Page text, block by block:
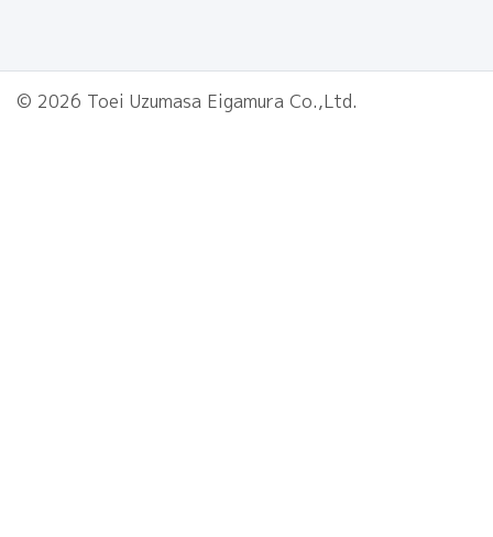
© 2026 Toei Uzumasa Eigamura Co.,Ltd.